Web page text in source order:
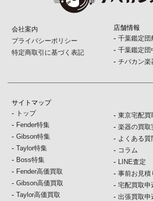
会社案内
プライバシーポリシー
特定商取引に基づく表記
店舗情報
- 千葉鑑定団
- 千葉鑑定団
- チバカン楽
サイトマップ
- トップ
- Fender特集
-Gibson特集
-Taylor特集
- Boss特集
- Fender高価買取
-Gibson高価買取
-Taylor高価買取
- 東京宅配買
- 楽器の買取
- よくある質
- コラム
- LINE査定
- 事前お見積
- 宅配買取申
- 出張買取申